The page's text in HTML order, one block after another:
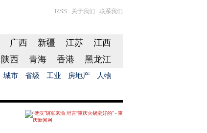
RSS 关于我们 联系我们
广西 新疆 江苏
江西
陕西 青海 香港 黑龙江
城市 省级 工业 房地产 人物